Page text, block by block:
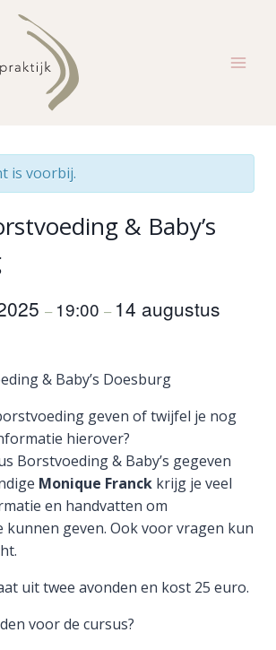
is voorbij.
& Baby’s
– 19:00 – 14 augustus
& Baby’s Doesburg
geven of twijfel je nog
hierover?
Borstvoeding & Baby’s gegeven
Monique Franck krijg je veel
en handvatten om
kunnen geven. Ook voor vragen kun
uit twee avonden en kost 25 euro.
voor de cursus?